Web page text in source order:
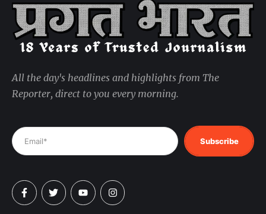
All the day's headlines and highlights from The
Reporter, direct to you every morning.
Subscribe